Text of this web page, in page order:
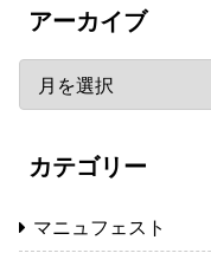
アーカイブ
カテゴリー
マニュフェスト